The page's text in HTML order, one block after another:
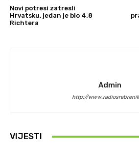
Novi potresi zatresli
Hrvatsku, jedan je bio 4.8
Richtera
Admin
http://
VIJESTI